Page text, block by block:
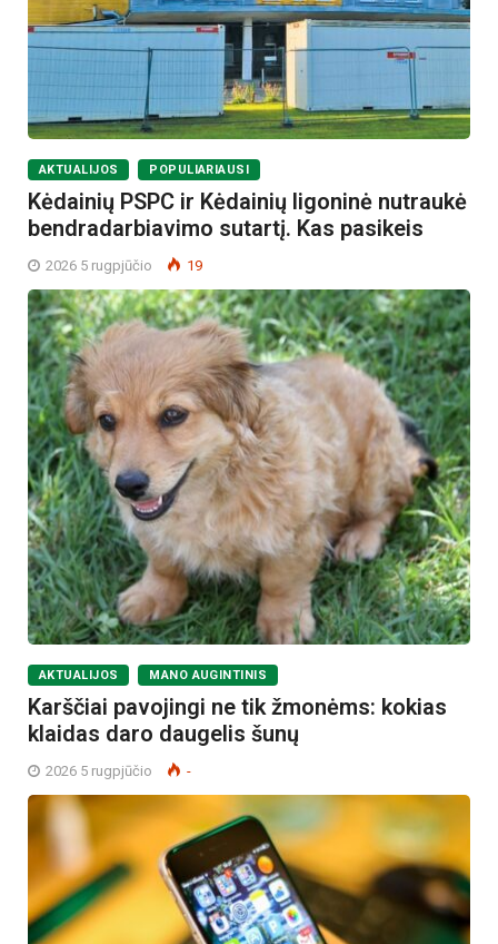
AKTUALIJOS POPULIARIAUSI
Kėdainių PSPC ir Kėdainių ligoninė nutraukė
bendradarbiavimo sutartį. Kas pasikeis
2026 5 rugpjūčio 19
AKTUALIJOS MANO AUGINTINIS
Karščiai pavojingi ne tik žmonėms: kokias
klaidas daro daugelis šunų
2026 5 rugpjūčio -